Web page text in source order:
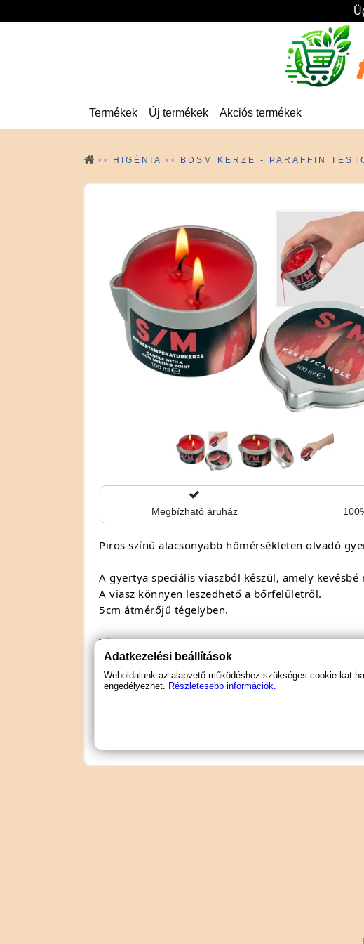
Termékek Új termékek Akciós termékek
HIGÉNIA BDSM KERZE - PARAFFIN
Megbízható áruház
Piros színű alacsonyabb hőmérsékleten olvadó
A gyertya speciális viaszból készül, amely
A viasz könnyen leszedhető a bőrfelületről.
5cm átmérőjű tégelyben.
Tömeg: 100g.
Megjegyzés: A viasz mosógéppel kimosható
Adatkezelési beállítások
Weboldalunk az alapvető működéshez szükséges cookie-kat
engedélyezhet. Részletesebb információk.